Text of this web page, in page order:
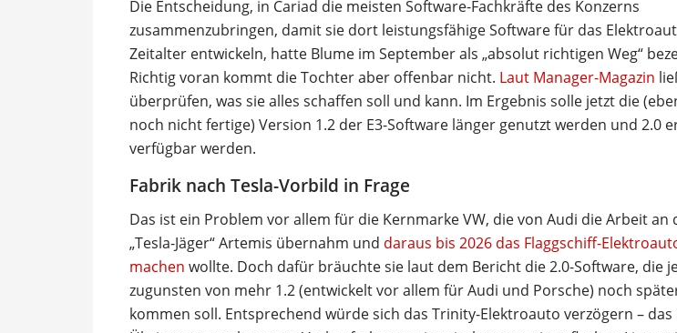
Die Entscheidung, in Cariad die meisten Software-Fachkräfte des Konzerns
zusammenzubringen, damit sie dort leistungsfähige Software für das
Zeitalter entwickeln, hatte Blume im September als „absolut richtigen Weg“
Richtig voran kommt die Tochter aber offenbar nicht. Laut Manager-Magazin
überprüfen, was sie alles schaffen soll und kann. Im Ergebnis solle jetzt die
noch nicht fertige) Version 1.2 der E3-Software länger genutzt werden und 2.0
verfügbar werden.
Fabrik nach Tesla-Vorbild in Frage
Das ist ein Problem vor allem für die Kernmarke VW, die von Audi die Arbeit an
„Tesla-Jäger“ Artemis übernahm und daraus bis 2026 das Flaggschiff-
machen wollte. Doch dafür bräuchte sie laut dem Bericht die 2.0-Software, die
zugunsten von mehr 1.2 (entwickelt vor allem für Audi und Porsche) noch
kommen soll. Entsprechend würde sich das Trinity-Elektroauto verzögern – das